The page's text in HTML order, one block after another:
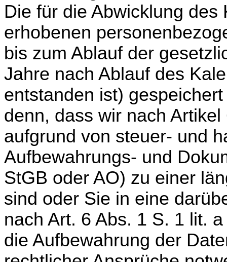
Die für die Abwicklung
erhobenen
bis zum Ablauf der
Jahre nach Ablauf des
entstanden ist)
denn, dass wir nach
aufgrund von steuer- und
Aufbewahrungs- und
StGB oder AO) zu einer
sind oder Sie in eine
nach Art. 6 Abs. 1 S. 1 lit.
die Aufbewahrung der